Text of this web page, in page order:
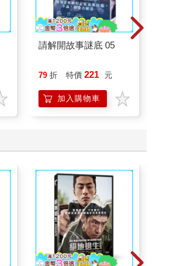
請解開故事謎底 05
79 折 特價 221 元
加入購物車